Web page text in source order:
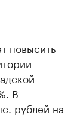
повысить
В
рублей на